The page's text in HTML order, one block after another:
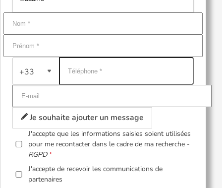
+33
Je souhaite ajouter un message
J'accepte que les informations saisies soient utilisées
pour me recontacter dans le cadre de ma recherche -
RGPD
J'accepte de recevoir les communications de
partenaires